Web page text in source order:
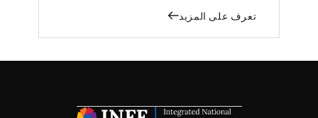
تعرف على المزيد